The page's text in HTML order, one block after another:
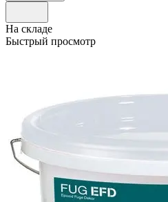
На складе
Быстрый просмотр